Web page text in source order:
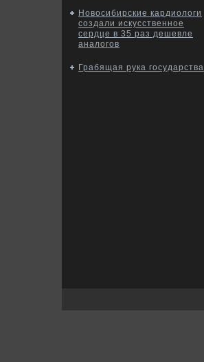
Новосибирские кардиологи
создали искусственное
сердце в 35 раз дешевле
аналогов
Грабящая рука государства